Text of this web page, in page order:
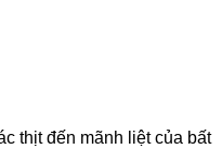
thịt đến mãnh liệt của bất